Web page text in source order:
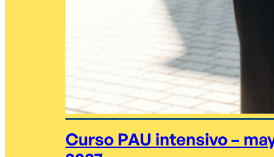
Curso PAU intensivo –